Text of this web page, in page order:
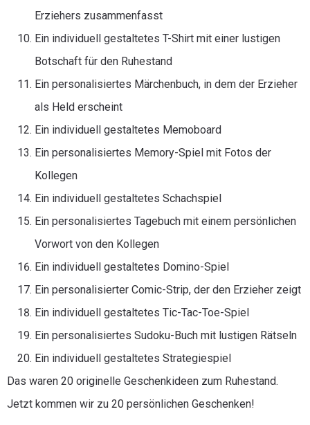
Erziehers zusammenfasst
Ein individuell gestaltetes T-Shirt mit einer lustigen
Botschaft für den Ruhestand
Ein personalisiertes Märchenbuch, in dem der Erzieher
als Held erscheint
Ein individuell gestaltetes Memoboard
Ein personalisiertes Memory-Spiel mit Fotos der
Kollegen
Ein individuell gestaltetes Schachspiel
Ein personalisiertes Tagebuch mit einem persönlichen
Vorwort von den Kollegen
Ein individuell gestaltetes Domino-Spiel
Ein personalisierter Comic-Strip, der den Erzieher zeigt
Ein individuell gestaltetes Tic-Tac-Toe-Spiel
Ein personalisiertes Sudoku-Buch mit lustigen Rätseln
Ein individuell gestaltetes Strategiespiel
Das waren 20 originelle Geschenkideen zum Ruhestand.
Jetzt kommen wir zu 20 persönlichen Geschenken!